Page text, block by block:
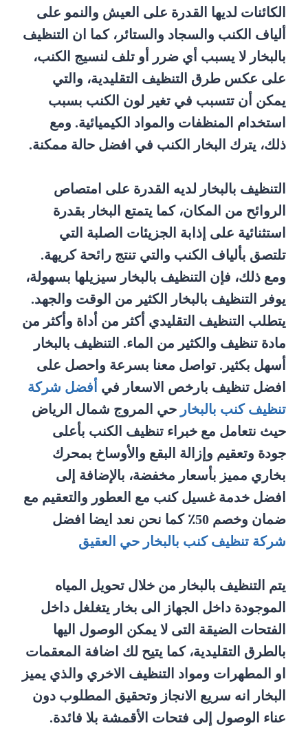
الكائنات لديها القدرة على العيش والنمو على
ألياف الكنب والسجاد والستائر، كما ان التنظيف
بالبخار لا يسبب أي ضرر أو تلف لنسيج الكنب،
على عكس طرق التنظيف التقليدية، والتي
يمكن أن تتسبب في تغير لون الكنب بسبب
استخدام المنظفات والمواد الكيميائية. ومع
ذلك، يترك البخار الكنب في افضل حالة ممكنة.
التنظيف بالبخار لديه القدرة على امتصاص
الروائح من المكان، كما يتمتع البخار بقدرة
استثنائية على إذابة الجزيئات الصلبة التي
تلتصق بألياف الكنب والتي تنتج رائحة كريهة.
ومع ذلك، فإن التنظيف بالبخار سيزيلها بسهولة،
يوفر التنظيف بالبخار الكثير من الوقت والجهد.
يتطلب التنظيف التقليدي أكثر من أداة وأكثر من
مادة تنظيف والكثير من الماء. التنظيف بالبخار
أسهل بكثير. تواصل معنا بسرعة واحصل على
افضل تنظيف بارخص الاسعار في أفضل شركة
تنظيف كنب بالبخار حي المروج شمال الرياض
حيث نتعامل مع خبراء تنظيف الكنب بأعلى
جودة وتعقيم وإزالة البقع والأوساخ بمحرك
بخاري مميز بأسعار مخفضة، بالإضافة إلى
افضل خدمة غسيل كنب مع العطور والتعقيم مع
ضمان وخصم 50٪ كما نحن نعد ايضا افضل
شركة تنظيف كنب بالبخار حي العقيق
يتم التنظيف بالبخار من خلال تحويل المياه
الموجودة داخل الجهاز الى بخار يتغلغل داخل
الفتحات الضيقة التى لا يمكن الوصول اليها
بالطرق التقليدية، كما يتيح لك اضافة المعقمات
او المطهرات ومواد التنظيف الاخري والذي يميز
البخار انه سريع الانجاز وتحقيق المطلوب دون
عناء الوصول إلى فتحات الأقمشة بلا فائدة.